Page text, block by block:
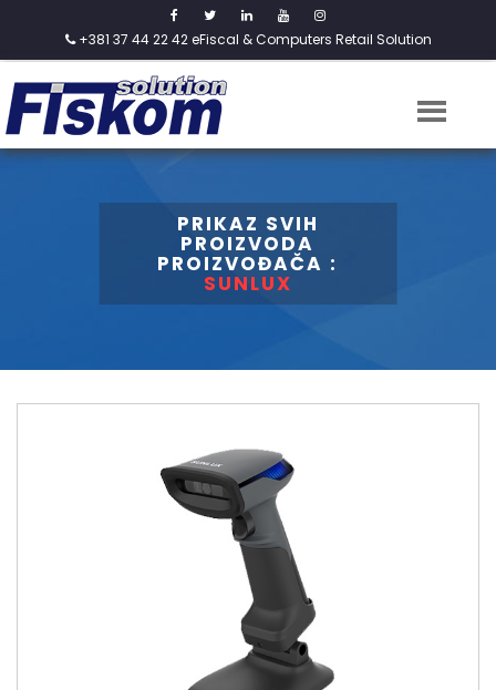
+381 37 44 22 42 eFiscal & Computers Retail Solution
PRIKAZ SVIH
PROIZVODA
PROIZVOĐAČA :
SUNLUX